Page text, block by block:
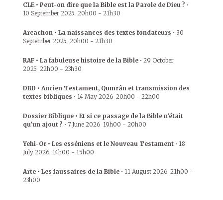
CLE • Peut-on dire que la Bible est la Parole de Dieu ? •
10 September 2025 20h00 - 21h30
Arcachon • La naissances des textes fondateurs • 30
September 2025 20h00 - 21h30
RAF • La fabuleuse histoire de la Bible • 29 October
2025 22h00 - 23h30
DBD • Ancien Testament, Qumrân et transmission des
textes bibliques • 14 May 2026 20h00 - 22h00
Dossier Biblique • Et si ce passage de la Bible n’était
qu’un ajout ? • 7 June 2026 19h00 - 20h00
Yehi-Or • Les esséniens et le Nouveau Testament • 18
July 2026 14h00 - 15h00
Arte • Les faussaires de la Bible • 11 August 2026 21h00 -
23h00